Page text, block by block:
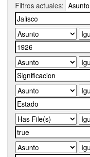
Filtros actuales: